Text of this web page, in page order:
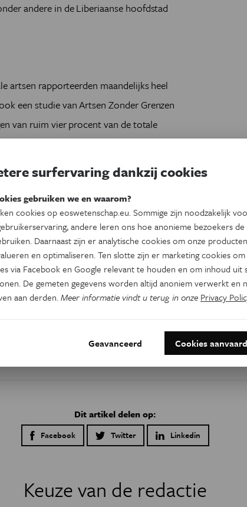
andere in de Liberiaanse hoofdstad
artsen rapporteerden maandelijks heel
een studie van Artsen Zonder Grenzen
van ruim vier procent van de totale
en behandelingen wordt zelden
landen. Toch denken onderzoekers
een goede strategie kan zijn om
termijn terug te dringen. (sst)
in PLoS ONE
Dit artikel delen op:
Facebook Twitter Linkedin
Keuze van de redactie
surfervaring dankzij cookies
gebruiken we en waarom?
cookies op eoswetenschap.eu. Sommige zijn noodzakelijk
andere leren ons hoe anonieme bezoekers de
Daarnaast zijn er analytische cookies om onze
en optimaliseren. Ten slotte zijn er marketing cookies om
via Facebook en Google relevant te houden en om inhoud uit
De gemeten gegevens worden altijd anoniem verwerkt en
aan derden.Meer informatie vindt u terug in onze Privacy
Geavanceerd Cookies